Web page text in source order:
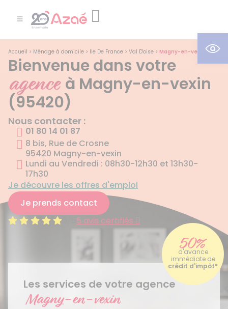
Accueil > Ménage à domicile > Ile De France > Val D'oise > Magny-en-vexin
Bienvenue dans votre
agence à Magny-en-vexin
(95420)
Nous contacter :
01 80 14 01 87
8 bis, Rue de Crosne
95420 Magny-en-vexin
Lundi au Vendredi : 08h30-12h30 et 13h30-
17h30
Je découvre les offres d'emploi
Je prends contact
5 avis certifiés
50%
d'avance
immédiate de
crédit d'impôt*
Les services de votre agence
Magny-en-vexin